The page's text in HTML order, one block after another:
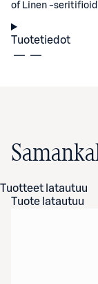
of Linen -
Tuotetiedot
Tuotteet latautuu
Tuote latautuu